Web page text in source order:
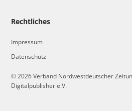
Rechtliches
Impressum
Datenschutz
© 2026 Verband Nordwestdeutscher
Digitalpublisher e.V.